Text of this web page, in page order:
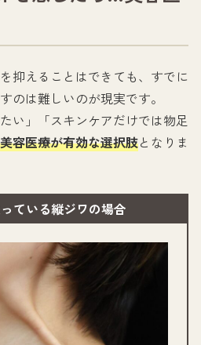
抑えることはできても、すでに
のは難しいのが現実です。
い」「スキンケアだけでは物足
美容医療が有効な選択肢となりま
ている縦ジワの場合